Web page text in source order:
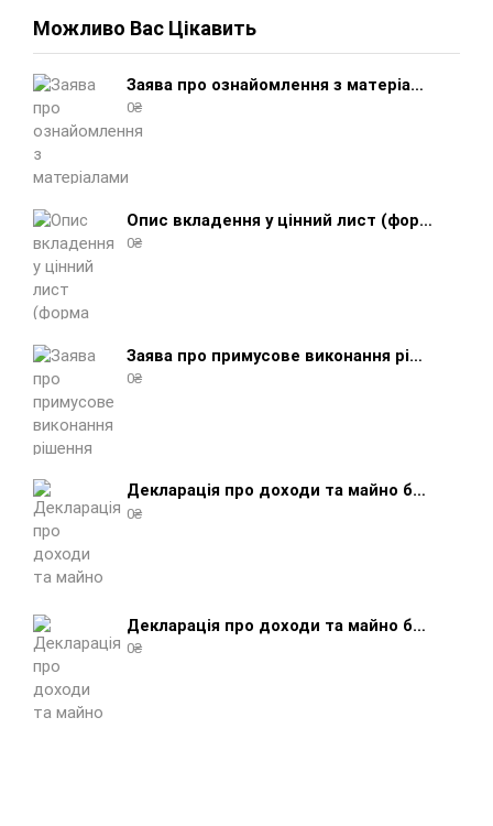
Можливо Вас Цікавить
Заява про ознайомлення з матеріалами виконавчого провадження (зразок, шаблон 2025 року)
0₴
Опис вкладення у цінний лист (форма 107) + інструкція відправлення цінного листа з описом вкладення
0₴
Заява про примусове виконання рішення (зразок, шаблон 2025 року)
0₴
Декларація про доходи та майно боржника фізичної особи (бланк) + інструкція
0₴
Декларація про доходи та майно боржника юридичної особи (бланк) + інструкція
0₴